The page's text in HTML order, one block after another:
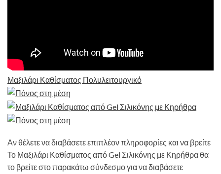
Μαξιλάρι Καθίσματος Πολυλειτουργικό
Αν θέλετε να διαβάσετε επιπλέον πληροφορίες και να βρείτε
Το Μαξιλάρι Καθίσματος από Gel Σιλικόνης με Κηρήθρα θα
το βρείτε στο παρακάτω σύνδεσμο για να διαβάσετε